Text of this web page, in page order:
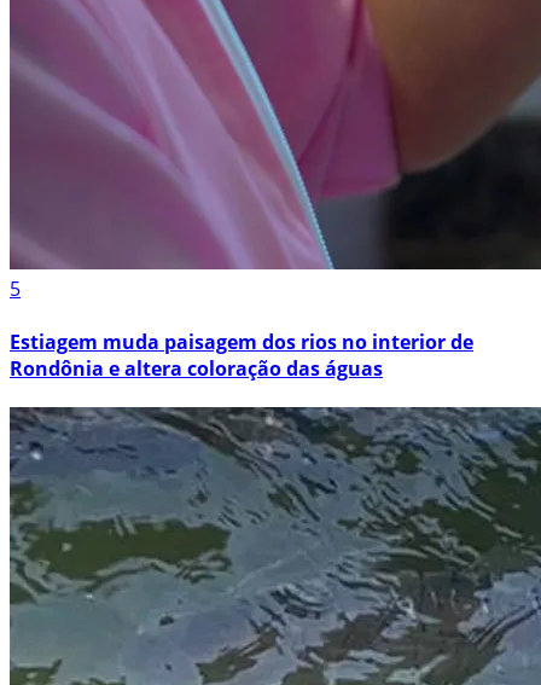
5
Estiagem muda paisagem dos rios no interior de
Rondônia e altera coloração das águas